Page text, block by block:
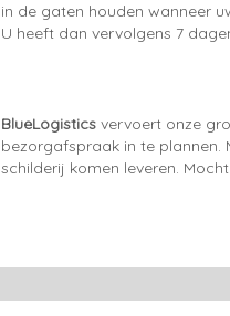
in de gaten houden wanneer
U heeft dan vervolgens 7
BlueLogistics vervoert onze
bezorgafspraak in te
schilderij komen leveren.